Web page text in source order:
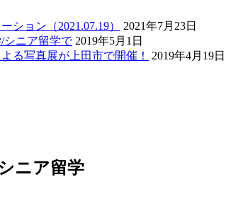
ション（2021.07.19）
2021年7月23日
シニア留学で 2019年5月1日
る写真展が上田市で開催！
2019年4月19日
ニア留学